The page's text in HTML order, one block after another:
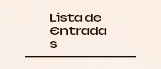
Lista de
Entrada
s